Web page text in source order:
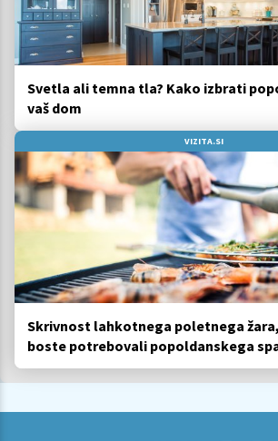
Svetla ali temna tla? Kako izbrati
vaš dom
VIZITA.SI
Skrivnost lahkotnega poletnega
boste potrebovali popoldanskega